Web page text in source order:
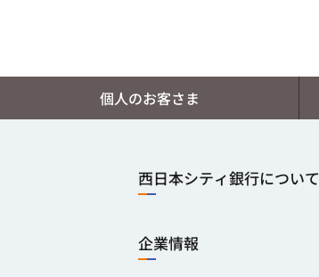
個人のお客さま
西日本シティ銀行について
企業情報